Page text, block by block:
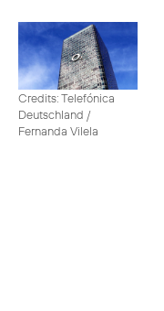
Credits: Telefónica
Deutschland /
Fernanda Vilela